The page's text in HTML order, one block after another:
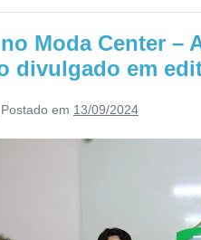
Moda Center –
divulgado em
Postado em 13/09/2024